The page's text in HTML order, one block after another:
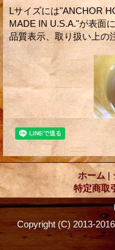
Lサイズには"ANCHOR
MADE IN U.S.A."が表面
品質表示、取り扱い上の
ホーム |
特定商取
Copyright (C) 2013-